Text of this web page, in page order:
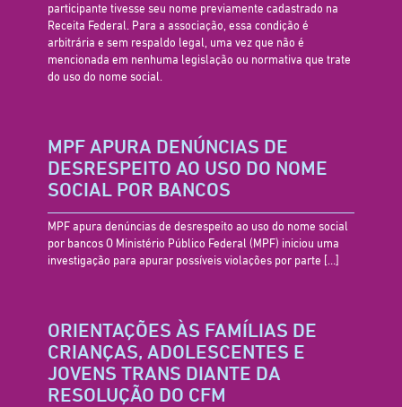
participante tivesse seu nome previamente cadastrado na
Receita Federal. Para a associação, essa condição é
arbitrária e sem respaldo legal, uma vez que não é
mencionada em nenhuma legislação ou normativa que trate
do uso do nome social.
MPF APURA DENÚNCIAS DE
DESRESPEITO AO USO DO NOME
SOCIAL POR BANCOS
MPF apura denúncias de desrespeito ao uso do nome social
por bancos O Ministério Público Federal (MPF) iniciou uma
investigação para apurar possíveis violações por parte […]
ORIENTAÇÕES ÀS FAMÍLIAS DE
CRIANÇAS, ADOLESCENTES E
JOVENS TRANS DIANTE DA
RESOLUÇÃO DO CFM